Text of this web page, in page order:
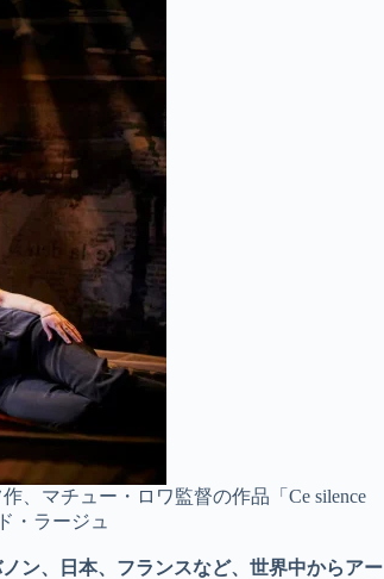
、マチュー・ロワ監督の作品「Ce silence
・ラージュ
ン、日本、フランスなど、世界中からアー